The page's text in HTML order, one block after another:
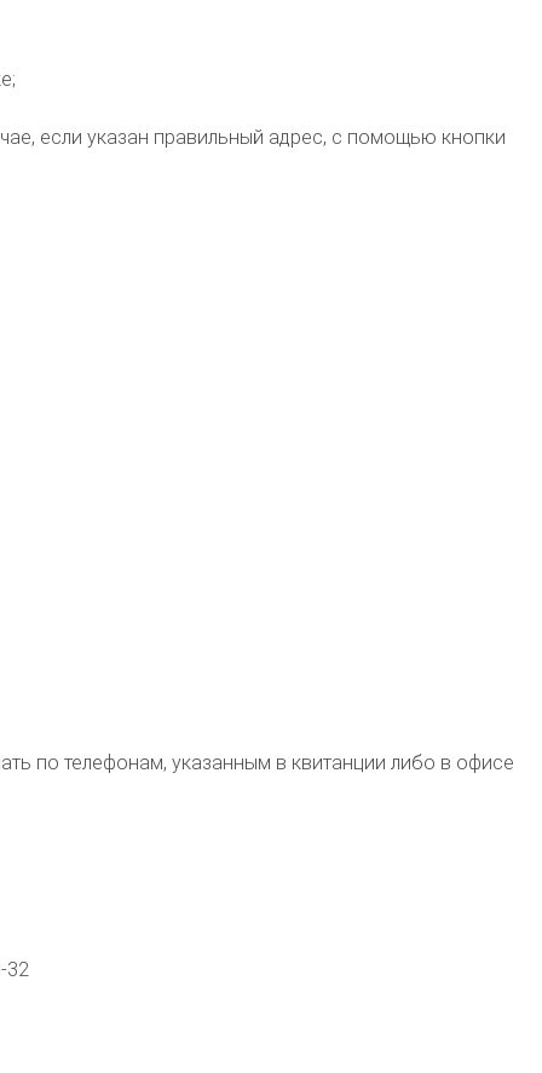
если указан правильный адрес, с помощью кнопки
по телефонам, указанным в квитанции либо в офисе
32